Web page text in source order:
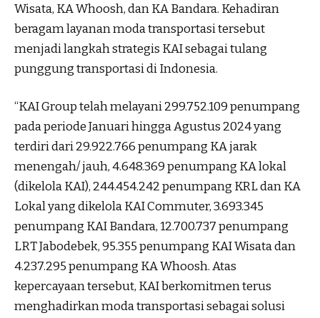
Wisata, KA Whoosh, dan KA Bandara. Kehadiran
beragam layanan moda transportasi tersebut
menjadi langkah strategis KAI sebagai tulang
punggung transportasi di Indonesia.
“KAI Group telah melayani 299.752.109 penumpang
pada periode Januari hingga Agustus 2024 yang
terdiri dari 29.922.766 penumpang KA jarak
menengah/ jauh, 4.648.369 penumpang KA lokal
(dikelola KAI), 244.454.242 penumpang KRL dan KA
Lokal yang dikelola KAI Commuter, 3.693.345
penumpang KAI Bandara, 12.700.737 penumpang
LRT Jabodebek, 95.355 penumpang KAI Wisata dan
4.237.295 penumpang KA Whoosh. Atas
kepercayaan tersebut, KAI berkomitmen terus
menghadirkan moda transportasi sebagai solusi